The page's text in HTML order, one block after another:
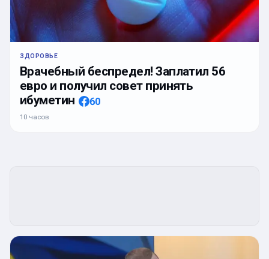
ЗДОРОВЬЕ
Врачебный беспредел! Заплатил 56
евро и получил совет принять
ибуметин
60
10 часов